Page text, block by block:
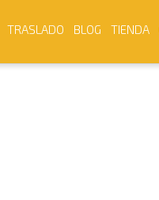
TRASLADO BLOG TIENDA